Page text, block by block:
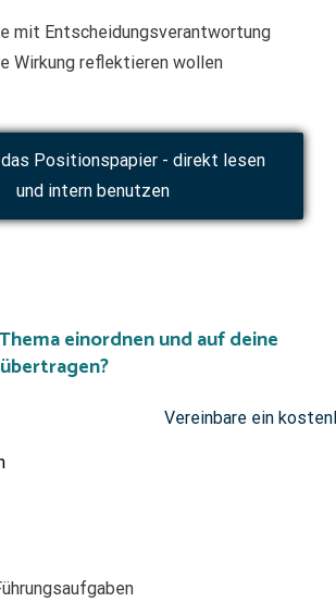
mit Entscheidungsverantwortung
Wirkung reflektieren wollen
Positionspapier - direkt lesen
und intern benutzen
einordnen und auf deine